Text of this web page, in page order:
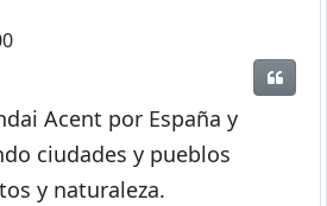
Acent por España y
ciudades y pueblos
y naturaleza.